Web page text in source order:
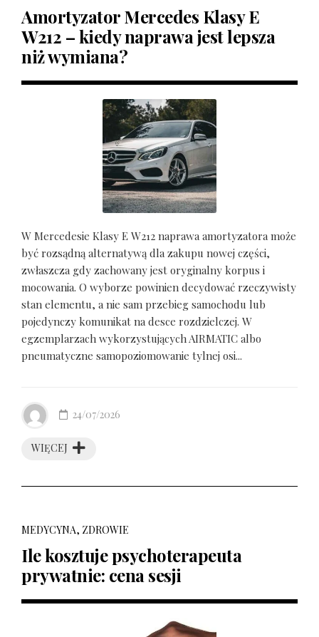
Amortyzator Mercedes Klasy E
W212 – kiedy naprawa jest lepsza
niż wymiana?
W Mercedesie Klasy E W212 naprawa amortyzatora może
być rozsądną alternatywą dla zakupu nowej części,
zwłaszcza gdy zachowany jest oryginalny korpus i
mocowania. O wyborze powinien decydować rzeczywisty
stan elementu, a nie sam przebieg samochodu lub
pojedynczy komunikat na desce rozdzielczej. W
egzemplarzach wykorzystujących AIRMATIC albo
pneumatyczne samopoziomowanie tylnej osi...
WIĘCEJ
24/07/2026
MEDYCYNA, ZDROWIE
Ile kosztuje psychoterapeuta
prywatnie: cena sesji